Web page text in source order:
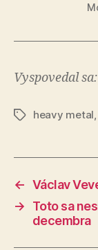
Vyspovedal
Značkyheavy metal
← Václav
→
Toto sa
decembra